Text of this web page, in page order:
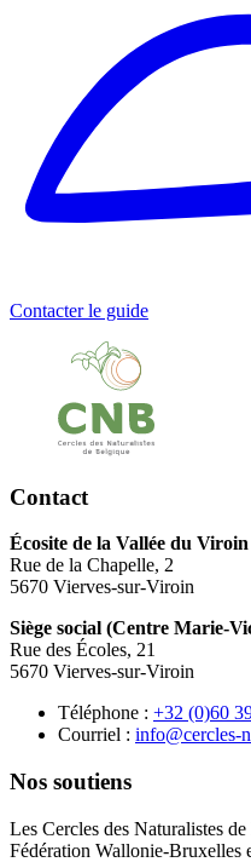
Contacter le guide
Contact
Écosite de la Vallée du Viroin
Rue de la Chapelle, 2
5670 Vierves-sur-Viroin
Siège social (Centre Marie-
Rue des Écoles, 21
5670 Vierves-sur-Viroin
Téléphone : 87 89 93
Courriel :
Nos soutiens
Les Cercles des Naturalistes
Fédération Wallonie-Bruxelles